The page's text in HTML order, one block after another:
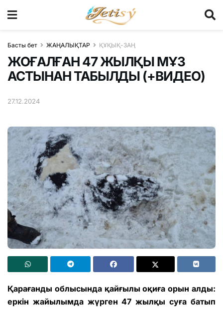
Басты бет ЖАҢАЛЫҚТАР ҚҰҚЫҚ-ЗАҢ
ЖОҒАЛҒАН 47 ЖЫЛҚЫ МҰЗ
АСТЫНАН ТАБЫЛДЫ (+ВИДЕО)
27.12.2024
Қарағанды облысында қайғылы оқиға орын алды:
еркін жайылымда жүрген 47 жылқы суға батып